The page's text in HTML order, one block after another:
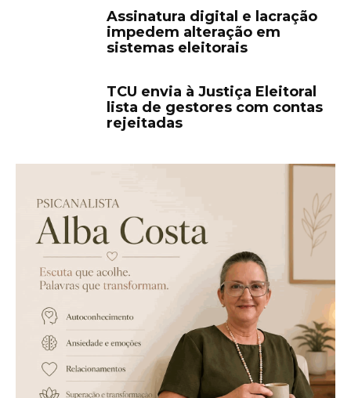
Assinatura digital e lacração
impedem alteração em
sistemas eleitorais
TCU envia à Justiça Eleitoral
lista de gestores com contas
rejeitadas